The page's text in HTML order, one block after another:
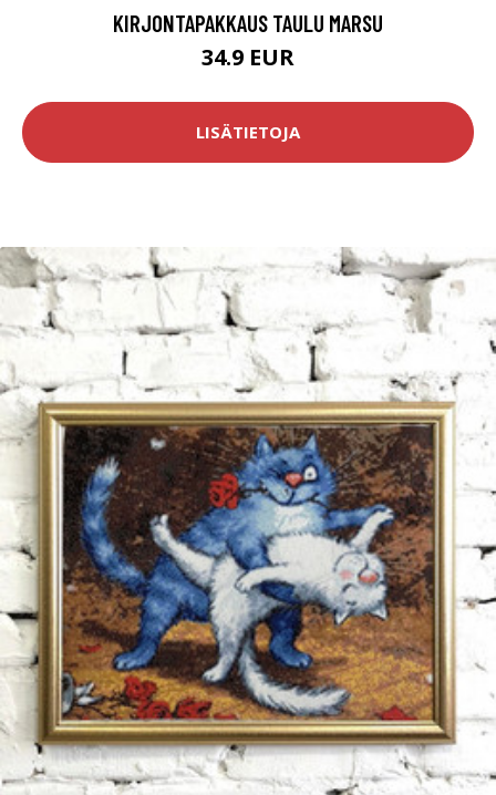
KIRJONTAPAKKAUS TAULU MARSU
34.9 EUR
LISÄTIETOJA